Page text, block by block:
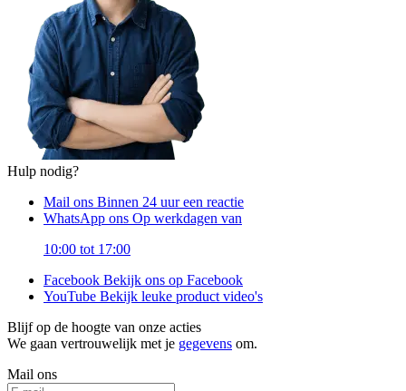
Hulp nodig?
Mail ons Binnen 24 uur een reactie
WhatsApp ons Op werkdagen van
10:00 tot 17:00
Facebook Bekijk ons op Facebook
YouTube Bekijk leuke product video's
Blijf op de hoogte van onze acties
We gaan vertrouwelijk met je gegevens om.
Mail ons